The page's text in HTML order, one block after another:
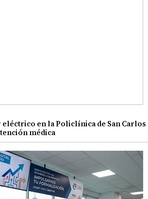
en la Policlínica de San Carlos
médica